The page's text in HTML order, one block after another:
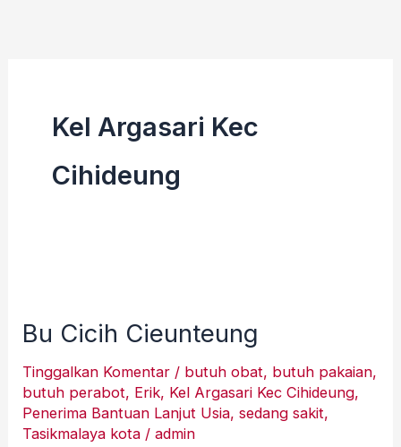
Kel Argasari Kec
Cihideung
Bu Cicih Cieunteung
Tinggalkan Komentar / butuh obat, butuh pakaian,
butuh perabot, Erik, Kel Argasari Kec Cihideung,
Penerima Bantuan Lanjut Usia,sedang sakit,
Tasikmalaya kota /admin
Cieunteung